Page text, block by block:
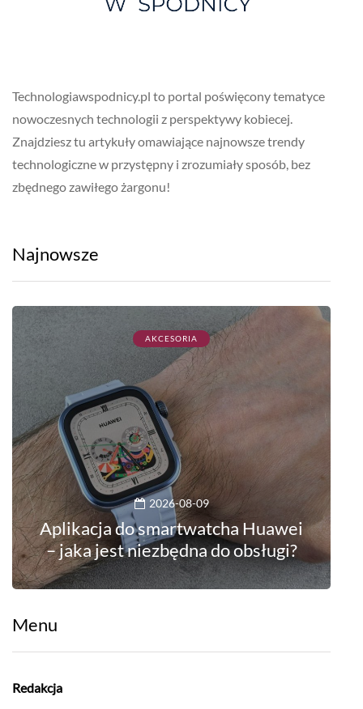
Technologiawspodnicy.pl to portal poświęcony tematyce
nowoczesnych technologii z perspektywy kobiecej.
Znajdziesz tu artykuły omawiające najnowsze trendy
technologiczne w przystępny i zrozumiały sposób, bez
zbędnego zawiłego żargonu!
Najnowsze
AKCESORIA
2026-08-09
Aplikacja do smartwatcha Huawei
– jaka jest niezbędna do obsługi?
Menu
Redakcja